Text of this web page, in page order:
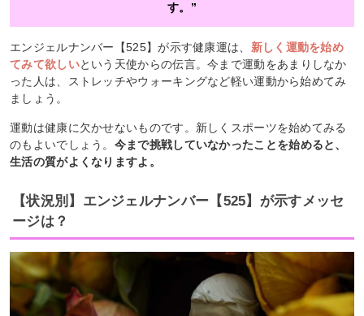
す。”
エンジェルナンバー【525】が示す健康運は、 新しく運動を始め
てみて欲しいという天使からの伝言。今まで運動をあまりしなか
った人は、ストレッチやウォーキングなど軽い運動から始めてみ
ましょう。
運動は健康に欠かせないものです。新しくスポーツを始めてみる
のもよいでしょう。 今まで挑戦していなかったことを始めると、
生活の質がよくなりますよ。
【状況別】エンジェルナンバー【525】が示すメッセ
ージは？